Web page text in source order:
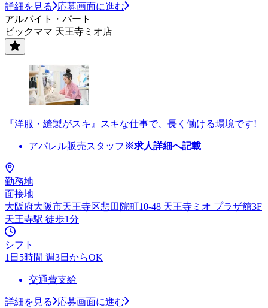
詳細を見る
応募画面に進む
アルバイト・パート
ビックママ 天王寺ミオ店
『洋服・縫製がスキ』スキな仕事で、長く働ける環境です!
アパレル販売スタッフ ※求人詳細へ記載
勤務地
面接地
大阪府大阪市天王寺区悲田院町10-48 天王寺ミオ プラザ館3F
天王寺駅 徒歩1分
シフト
1日5時間 週3日からOK
交通費支給
詳細を見る
応募画面に進む